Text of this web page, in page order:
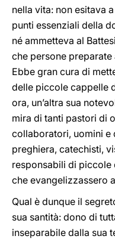
nella vita: non esitava
punti essenziali della
né ammetteva al
che persone
Ebbe gran cura di
delle piccole cappelle
ora, un’altra sua
mira di tanti pastori di
collaboratori, uomini e
preghiera, catechisti,
responsabili di piccole
che evangelizzassero
Qual è dunque il
sua santità: dono di
inseparabile dalla sua